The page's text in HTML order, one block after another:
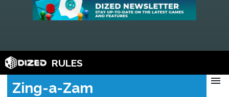
RULES
Zing-a-Zam menu